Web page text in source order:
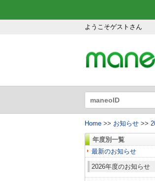
ようこそゲストさん
Home >> お知らせ >>
年度別一覧
最新のお知らせ
2026年度のお知らせ